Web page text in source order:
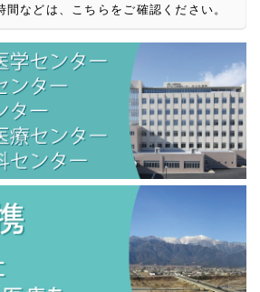
間などは、こちらをご確認ください。